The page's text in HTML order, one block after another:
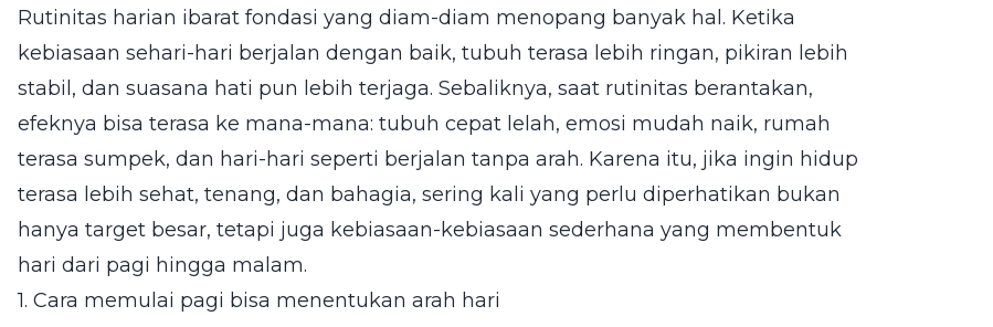
Rutinitas harian ibarat fondasi yang diam-diam menopang banyak hal. Ketika
kebiasaan sehari-hari berjalan dengan baik, tubuh terasa lebih ringan, pikiran lebih
stabil, dan suasana hati pun lebih terjaga. Sebaliknya, saat rutinitas berantakan,
efeknya bisa terasa ke mana-mana: tubuh cepat lelah, emosi mudah naik, rumah
terasa sumpek, dan hari-hari seperti berjalan tanpa arah. Karena itu, jika ingin hidup
terasa lebih sehat, tenang, dan bahagia, sering kali yang perlu diperhatikan bukan
hanya target besar, tetapi juga kebiasaan-kebiasaan sederhana yang membentuk
hari dari pagi hingga malam.
1. Cara memulai pagi bisa menentukan arah hari